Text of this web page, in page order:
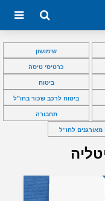
שימושון
כרטיסי טיסה
ביטוח
ביטוח לרכב שכור בחו”ל
תחבורה
מאורגנים לחו”ל